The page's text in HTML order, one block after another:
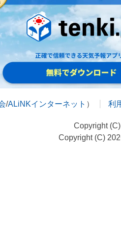
/ALiNKインターネット ） 利
Copyright
Copyright (C)